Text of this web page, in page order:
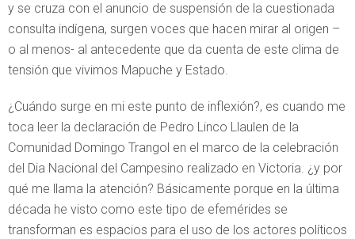
y se cruza con el anuncio de suspensión de la cuestionada
consulta indígena, surgen voces que hacen mirar al origen –
o al menos- al antecedente que da cuenta de este clima de
tensión que vivimos Mapuche y Estado.
¿Cuándo surge en mi este punto de inflexión?, es cuando me
toca leer la declaración de Pedro Linco Llaulen de la
Comunidad Domingo Trangol en el marco de la celebración
del Dia Nacional del Campesino realizado en Victoria. ¿y por
qué me llama la atención? Básicamente porque en la última
década he visto como este tipo de efemérides se
transforman es espacios para el uso de los actores políticos